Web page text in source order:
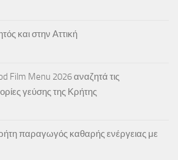
και στην Αττική
Film Menu 2026 αναζητά τις
γεύσης της Κρήτης
παραγωγός καθαρής ενέργειας με